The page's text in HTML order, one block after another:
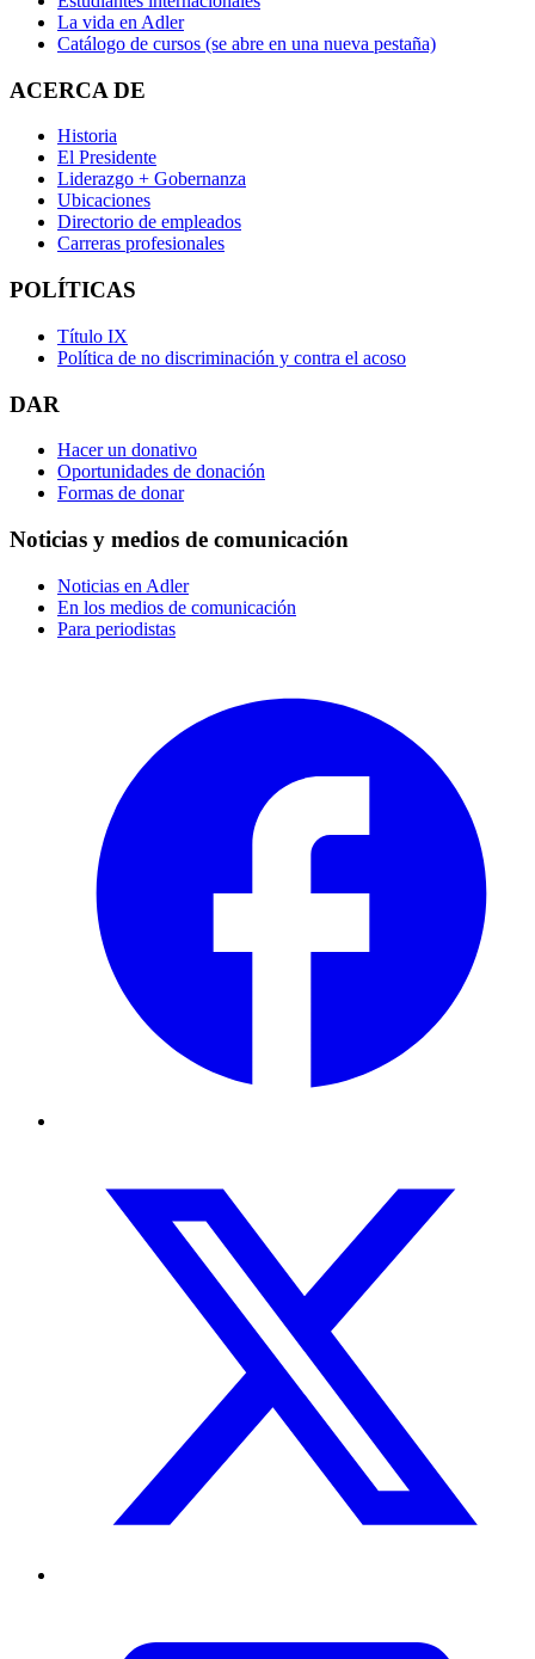
La vida en Adler
Catálogo de cursos (se abre en una nueva pestaña)
ACERCA DE
Historia
El Presidente
Liderazgo + Gobernanza
Ubicaciones
Directorio de empleados
Carreras profesionales
POLÍTICAS
Título IX
Política de no discriminación y contra el acoso
DAR
Hacer un donativo
Oportunidades de donación
Formas de donar
Noticias y medios de comunicación
Noticias en Adler
En los medios de comunicación
Para periodistas